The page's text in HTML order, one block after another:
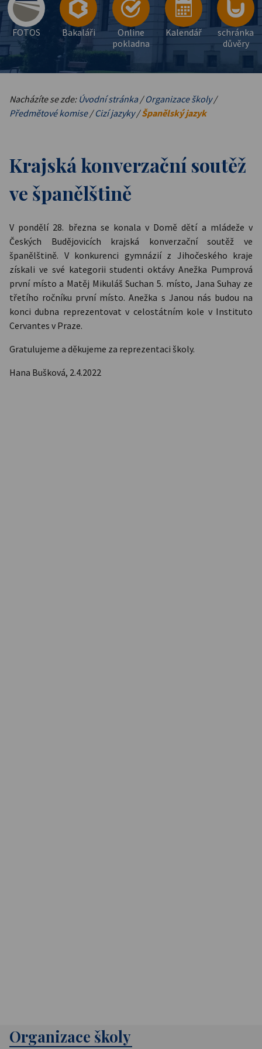
FOTOS Bakaláři
Online
pokladna
Kalendář
schránka
důvěry
Nacházíte se zde: Úvodní stránka/Organizace školy/
Předmětové komise/Cizí jazyky/Španělský jazyk
Krajská konverzační soutěž
ve španělštině
V pondělí 28. března se konala v Domě dětí a mládeže v
Českých Budějovicích krajská konverzační soutěž ve
španělštině. V konkurenci gymnázií z Jihočeského kraje
získali ve své kategorii studenti oktávy Anežka Pumprová
první místo a Matěj Mikuláš Suchan 5. místo, Jana Suhay ze
třetího ročníku první místo. Anežka s Janou nás budou na
konci dubna reprezentovat v celostátním kole v Instituto
Cervantes v Praze.
Gratulujeme a děkujeme za reprezentaci školy.
Hana Bušková, 2.4.2022
Organizace školy